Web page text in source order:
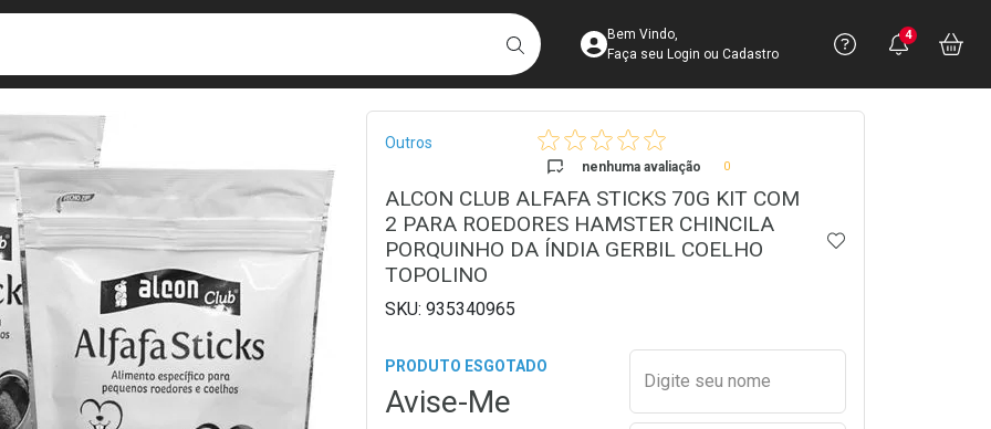
BUSCARAcesse sua Conta
Bem Vindo,
Faça seu Login ou Cadastro
Precisa
Ver Recursos
Você
4
Breadcrumb
Outros
nenhuma avaliação 0
ALCON CLUB ALFAFA STICKS 70G KIT COM
2 PARA ROEDORES HAMSTER CHINCILA
PORQUINHO DA ÍNDIA GERBIL COELHO
TOPOLINO
ADICIONAR AOS
935340965
PRODUTO ESGOTADO
Avise-Me
Preencher nome e email
Digite seu nome